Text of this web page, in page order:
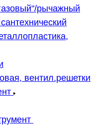
рычажный
вентил.решетки